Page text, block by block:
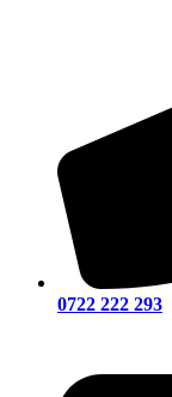
0722 222 293